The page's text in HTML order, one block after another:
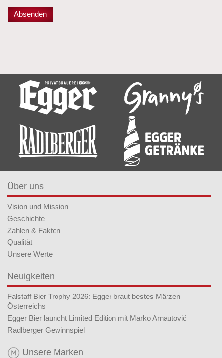
Über uns
Vision und Mission
Geschichte
Zahlen & Fakten
Qualität
Unsere Werte
Neuigkeiten
Falstaff Bier Trophy 2026: Egger braut bestes Märzen
Österreichs
Egger Bier launcht Limited Edition mit Marko Arnautović
Radlberger Gewinnspiel
Unsere Marken